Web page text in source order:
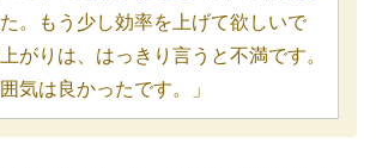
。もう少し効率を上げて欲しいで
がりは、はっきり言うと不満です。
気は良かったです。」